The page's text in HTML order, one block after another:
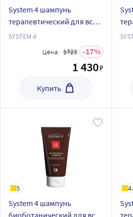
System 4 шампунь
терапевтический для всех
типов волос для
ежедневного применения
SYSTEM 4
Цена: 1723 17
1 430₽
Купить
5
System 4 шампунь
биоботанический для всех